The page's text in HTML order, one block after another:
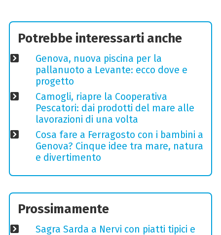
Potrebbe interessarti anche
Genova, nuova piscina per la
pallanuoto a Levante: ecco dove e
progetto
Camogli, riapre la Cooperativa
Pescatori: dai prodotti del mare alle
lavorazioni di una volta
Cosa fare a Ferragosto con i bambini a
Genova? Cinque idee tra mare, natura
e divertimento
Prossimamente
Sagra Sarda a Nervi con piatti tipici e